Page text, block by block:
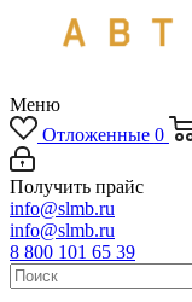
Меню
Отложенные 0
Получить прайс
info@slmb.ru
info@slmb.ru
8 800 101 65 39